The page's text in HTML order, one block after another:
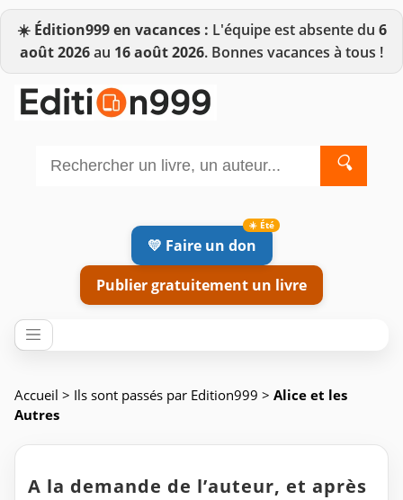
☀️ Édition999 en vacances : L'équipe est absente du 6
août 2026au 16 août 2026. Bonnes vacances à tous !
🔍
💛 Faire un don
Publier gratuitement un livre
Accueil > Ils sont passés par Edition999 > Alice et les
Autres
A la demande de l’auteur, et après